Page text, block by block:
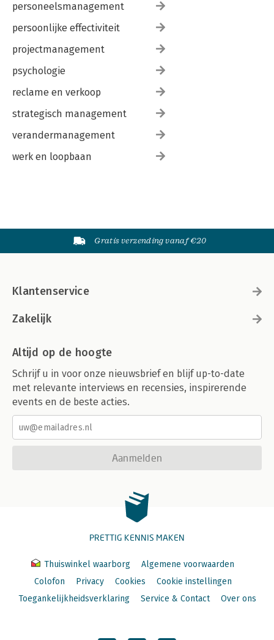
personeelsmanagement
persoonlijke effectiviteit
projectmanagement
psychologie
reclame en verkoop
strategisch management
verandermanagement
werk en loopbaan
Gratis verzending vanaf €20
Klantenservice
Zakelijk
Altijd op de hoogte
Schrijf u in voor onze nieuwsbrief en blijf up-to-date
met relevante interviews en recensies, inspirerende
events en de beste acties.
Aanmelden
PRETTIG KENNIS MAKEN
Thuiswinkel waarborg
Algemene voorwaarden
Colofon
Privacy Cookies
Cookie instellingen
Toegankelijkheidsverklaring
Service & Contact Over ons